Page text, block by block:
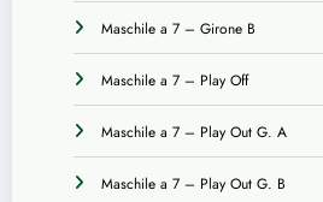
Maschile a 7 – Girone B
Maschile a 7 – Play Off
Maschile a 7 – Play Out G. A
Maschile a 7 – Play Out G. B